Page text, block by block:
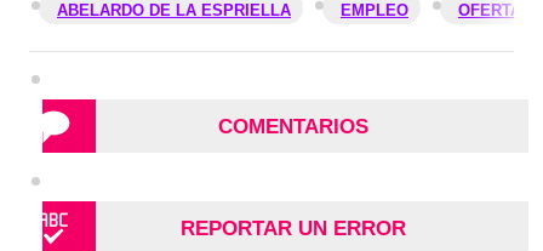
ABELARDO DE LA ESPRIELLA EMPLEO OFERTAS
COMENTARIOS
REPORTAR UN ERROR